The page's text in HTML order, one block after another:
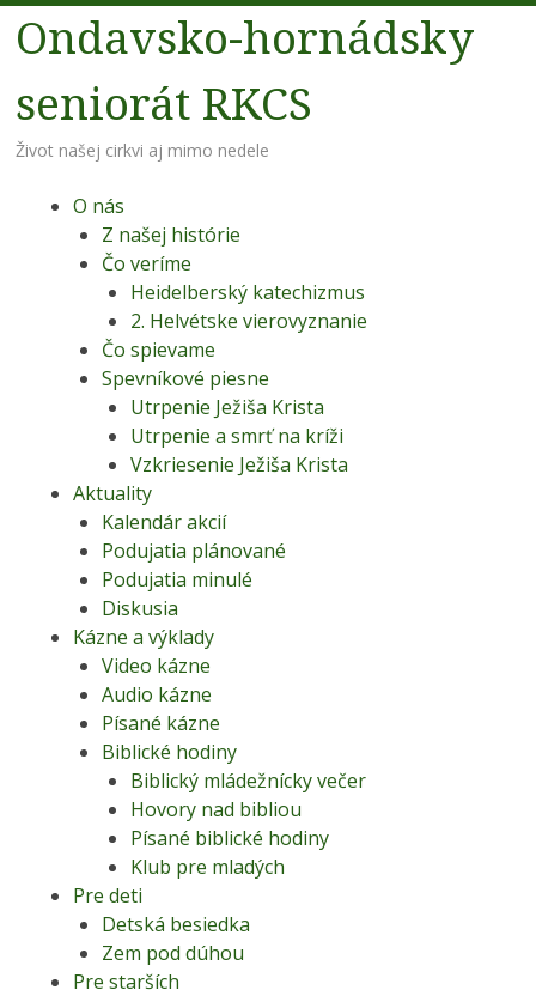
Ondavsko-hornádsky
seniorát RKCS
Život našej cirkvi aj mimo nedele
Menu
Preskoč na obsah
O nás
Z našej histórie
Čo veríme
Heidelberský katechizmus
2. Helvétske vierovyznanie
Čo spievame
Spevníkové piesne
Utrpenie Ježiša Krista
Utrpenie a smrť na kríži
Vzkriesenie Ježiša Krista
Aktuality
Kalendár akcií
Podujatia plánované
Podujatia minulé
Diskusia
Kázne a výklady
Video kázne
Audio kázne
Písané kázne
Biblické hodiny
Biblický mládežnícky večer
Hovory nad bibliou
Písané biblické hodiny
Klub pre mladých
Pre deti
Detská besiedka
Zem pod dúhou
Pre starších